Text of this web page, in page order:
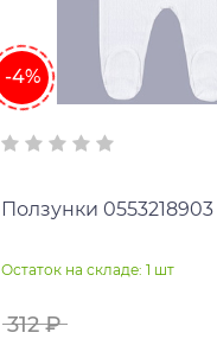
-4%
Ползунки
Остаток на складе: 1 шт
312 ₽